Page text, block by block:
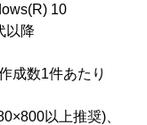
10
降
成数1件あたり
以上推奨)、